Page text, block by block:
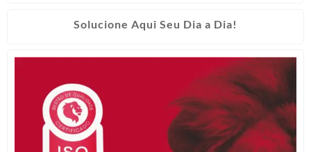
Solucione Aqui Seu Dia a Dia!